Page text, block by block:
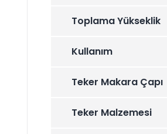
Toplama Yükseklik
Kullanım
Teker Makara Çapı
Teker Malzemesi